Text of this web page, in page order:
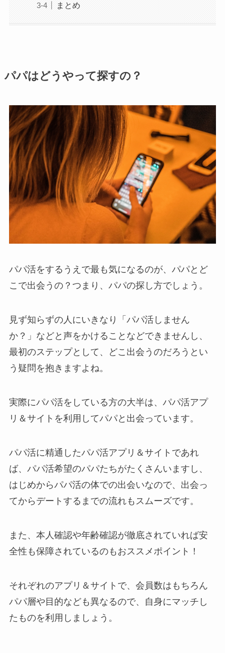
まとめ
パパはどうやって探すの？
パパ活をするうえで最も気になるのが、パパとど
こで出会うの？つまり、パパの探し方でしょう。
見ず知らずの人にいきなり「パパ活しません
か？」などと声をかけることなどできませんし、
最初のステップとして、どこ出会うのだろうとい
う疑問を抱きますよね。
実際にパパ活をしている方の大半は、パパ活アプ
リ＆サイトを利用してパパと出会っています。
パパ活に精通したパパ活アプリ＆サイトであれ
ば、パパ活希望のパパたちがたくさんいますし、
はじめからパパ活の体での出会いなので、出会っ
てからデートするまでの流れもスムーズです。
また、本人確認や年齢確認が徹底されていれば安
全性も保障されているのもおススメポイント！
それぞれのアプリ＆サイトで、会員数はもちろん
パパ層や目的なども異なるので、自身にマッチし
たものを利用しましょう。